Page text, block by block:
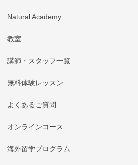
Natural Academy
教室
講師・スタッフ一覧
無料体験レッスン
よくあるご質問
オンラインコース
海外留学プログラム